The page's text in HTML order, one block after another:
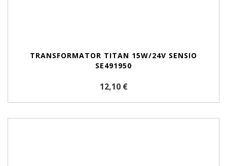
TRANSFORMATOR TITAN 15W/24V SENSIO
SE491950
12,10 €